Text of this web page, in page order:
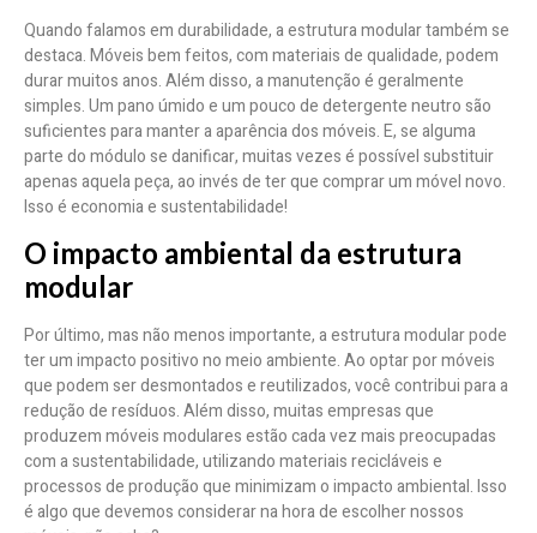
Quando falamos em durabilidade, a estrutura modular também se
destaca. Móveis bem feitos, com materiais de qualidade, podem
durar muitos anos. Além disso, a manutenção é geralmente
simples. Um pano úmido e um pouco de detergente neutro são
suficientes para manter a aparência dos móveis. E, se alguma
parte do módulo se danificar, muitas vezes é possível substituir
apenas aquela peça, ao invés de ter que comprar um móvel novo.
Isso é economia e sustentabilidade!
O impacto ambiental da estrutura
modular
Por último, mas não menos importante, a estrutura modular pode
ter um impacto positivo no meio ambiente. Ao optar por móveis
que podem ser desmontados e reutilizados, você contribui para a
redução de resíduos. Além disso, muitas empresas que
produzem móveis modulares estão cada vez mais preocupadas
com a sustentabilidade, utilizando materiais recicláveis e
processos de produção que minimizam o impacto ambiental. Isso
é algo que devemos considerar na hora de escolher nossos